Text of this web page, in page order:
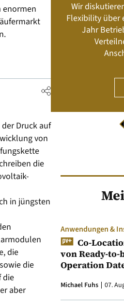
enormen
Druck auf
von
die
in jüngsten
die
die
die
aber
Wir
Flexibility über
Jahr
Anwendungen &
Co-
von Ready-
Operation
Michael Fuhs 07.